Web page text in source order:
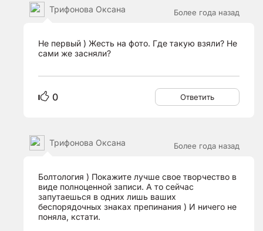
Более года назад
Трифонова Оксана
Не первый ) Жесть на фото. Где такую взяли? Не
сами же засняли?
0 Ответить
Более года назад
Трифонова Оксана
Болтология ) Покажите лучше свое творчество в
виде полноценной записи. А то сейчас
запутаешься в одних лишь ваших
беспорядочных знаках препинания ) И ничего не
поняла, кстати.